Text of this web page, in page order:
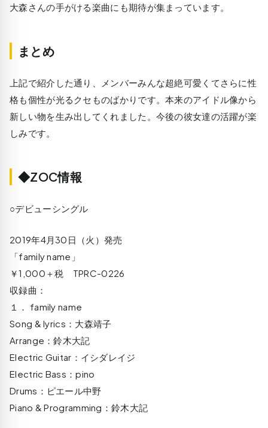
大森さんの手がける楽曲にも期待が集まっています。
まとめ
上記で紹介した通り、メンバーみんな超絶可愛くてさらに性
格も個性が光るクセものばかりです。本来のアイドル像から
新しい物を生み出してくれました。今後の彼女達の活躍が楽
しみです。
◆ZOC情報
○デビューシングル
2019年4月30日（火）発売
「family name」
￥1,000＋税 TPRC-0226
収録曲：
１． family name
Song & lyrics：大森靖子
Arrange：鈴木大記
Electric Guitar：イシダレイジ
Electric Bass：pino
Drums：ピエール中野
Piano & Programming：鈴木大記